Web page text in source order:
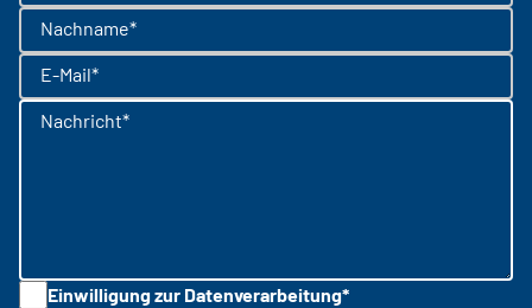
Nachname*
E-Mail*
Nachricht*
Einwilligung zur Datenverarbeitung*